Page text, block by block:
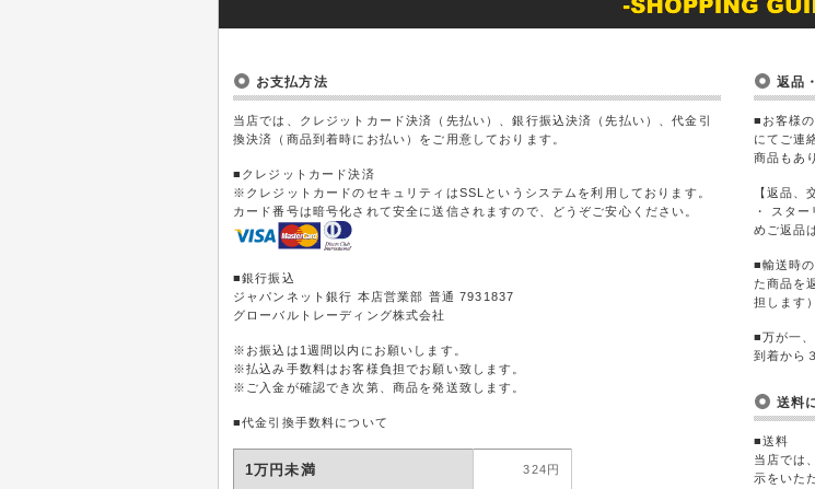
お支払方法
当店では、クレジットカード決済（先払い）、銀行振込決済（先払い）、代金引
換決済（商品到着時にお払い）をご用意しております。
■クレジットカード決済
※クレジットカードのセキュリティはSSLというシステムを利用しております。
カード番号は暗号化されて安全に送信されますので、どうぞご安心ください。
■銀行振込
ジャパンネット銀行 本店営業部 普通 7931837
グローバルトレーディング株式会社
※お振込は1週間以内にお願いします。
※払込み手数料はお客様負担でお願い致します。
※ご入金が確認でき次第、商品を発送致します。
■代金引換手数料について
1万円未満 324円
返品
■お客様
にてご連
商品もあ
【返品、
・ スタ
めご返品
■輸送時
た商品を
担します
■万が一
到着から
送料
■送料
当店では
示をいた